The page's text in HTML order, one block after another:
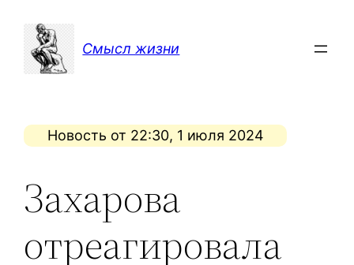
содержимому
Смысл жизни
Новость от 22:30, 1 июля 2024
Захарова
отреагировала